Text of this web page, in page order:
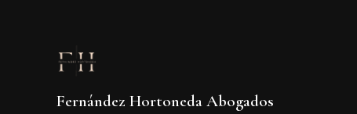
Fernández Hortoneda Abogados